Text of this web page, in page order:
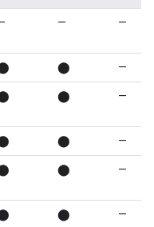
— —
⬤ —
⬤ —
⬤ —
⬤ —
⬤ —